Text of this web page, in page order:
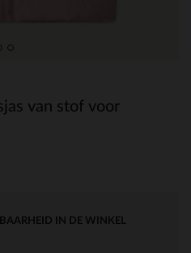
van stof voor
IN DE WINKEL